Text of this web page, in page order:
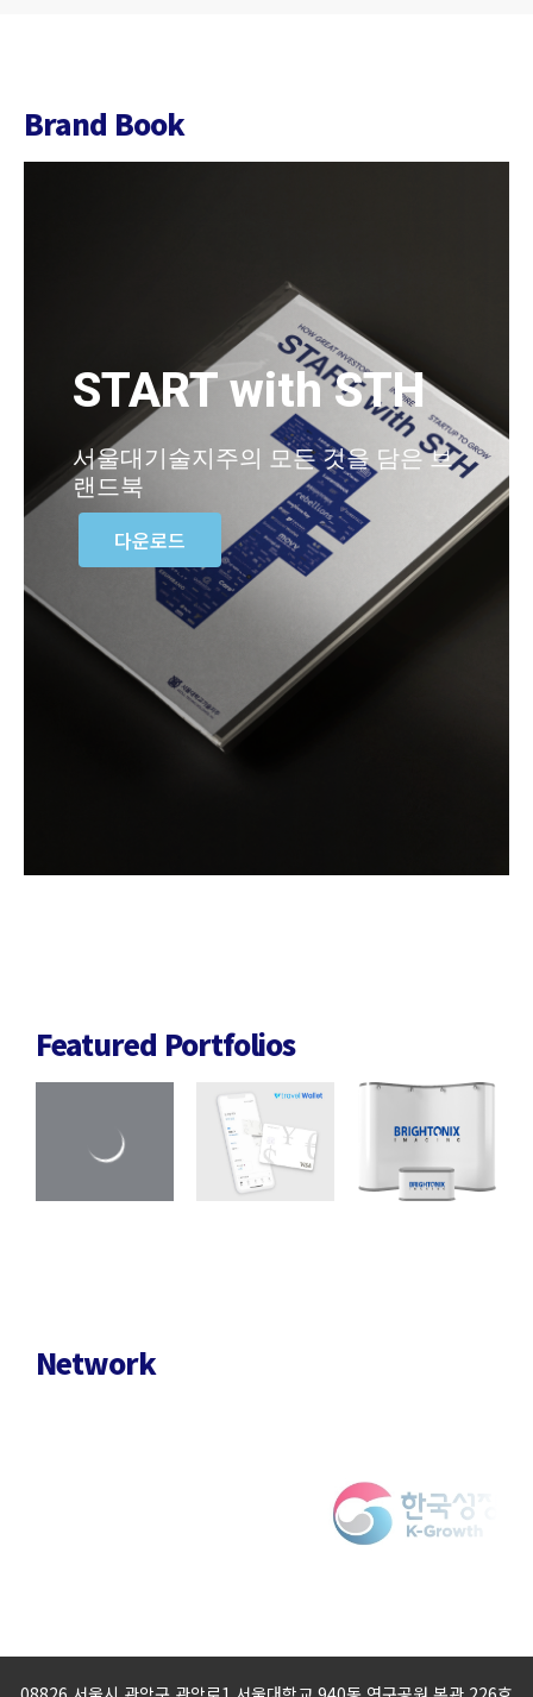
Brand Book
START with STH
서울대기술지주의 모든 것을 담은 브
랜드북
다운로드
Featured Portfolios
Network